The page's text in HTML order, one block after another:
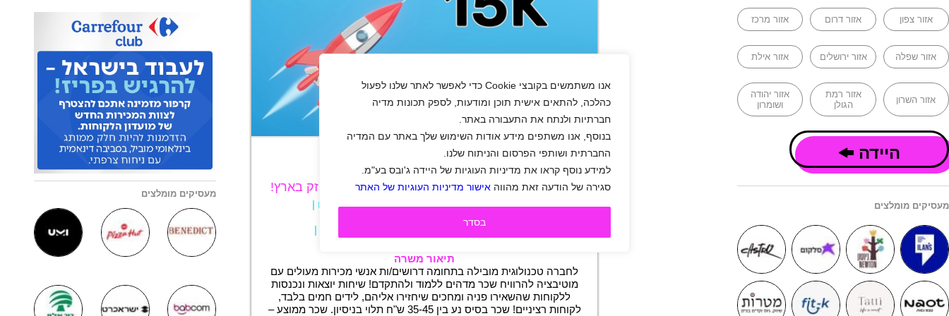
אנו משתמשים בקובצי Cookie כדי לאפשר לאתר שלנו לפעול
כהלכה, להתאים אישית תוכן ומודעות, לספק תכונות מדיה
חברתיות ולנתח את התעבורה באתר.
בנוסף, אנו משתפים מידע אודות השימוש שלך באתר עם המדיה
החברתית ושותפי הפרסום והניתוח שלנו.
למידע נוסף קראו את מדיניות העוגיות של היידה ג'ובס בע"מ.
סגירה של הודעה זאת מהווה אישור מדיניות העוגיות של האתר
בסדר
אזור צפון אזור דרום אזור מרכז
אזור שפלה אזור ירושלים אזור אילת
אזור השרון
אזור רמת
הגולן
אזור יהודה
ושומרון
היידה
מעסיקים מומלצים
+
מכירות טלפוניות – ממוצע שכר 15K במוקד הכי חזק בארץ!
אזור מרכז|אזור שפלה|גיל 19 ומעלה |סטודנטים |
טלמרקטינג|משרה מלאה
|
תיאור משרה
לחברה טכנולוגית מובילה בתחומה דרושים/ות אנשי מכירות מעולים עם
מוטיבציה להרוויח שכר מדהים ללמוד ולהתקדם! שיחות יוצאות ונכנסות
ללקוחות שהשאירו פניה ומחכים שיחזירו אליהם, לידים חמים בלבד,
לקוחות רציניים! שכר בסיס נע בין 35-45 ש"ח תלוי בניסיון. שכר ממוצע –
מעסיקים מומלצים